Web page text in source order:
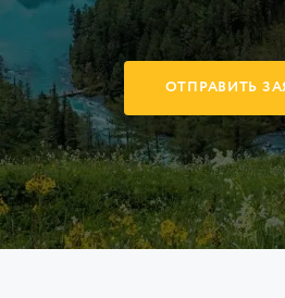
ОТПРАВИТЬ